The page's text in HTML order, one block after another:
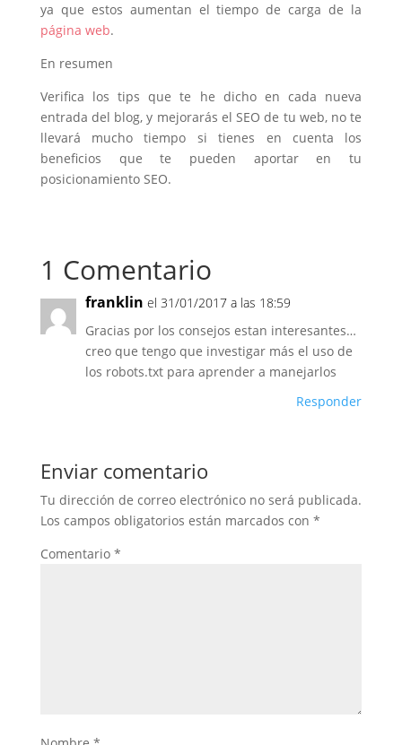
ya que estos aumentan el tiempo de carga de la
página web.
En resumen
Verifica los tips que te he dicho en cada nueva
entrada del blog, y mejorarás el SEO de tu web, no te
llevará mucho tiempo si tienes en cuenta los
beneficios que te pueden aportar en tu
posicionamiento SEO.
1 Comentario
franklin el 31/01/2017 a las 18:59
Gracias por los consejos estan interesantes…
creo que tengo que investigar más el uso de
los robots.txt para aprender a manejarlos
Responder
Enviar comentario
Tu dirección de correo electrónico no será publicada.
Los campos obligatorios están marcados con *
Comentario *